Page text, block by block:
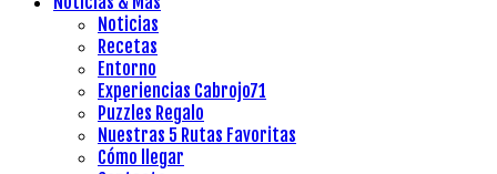
Noticias
Recetas
Entorno
Experiencias Cabrojo71
Puzzles Regalo
Nuestras 5 Rutas Favoritas
Cómo llegar